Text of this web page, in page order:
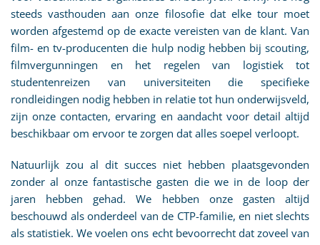
steeds vasthouden aan onze filosofie dat elke tour moet
worden afgestemd op de exacte vereisten van de klant. Van
film- en tv-producenten die hulp nodig hebben bij scouting,
filmvergunningen en het regelen van logistiek tot
studentenreizen van universiteiten die specifieke
rondleidingen nodig hebben in relatie tot hun onderwijsveld,
zijn onze contacten, ervaring en aandacht voor detail altijd
beschikbaar om ervoor te zorgen dat alles soepel verloopt.
Natuurlijk zou al dit succes niet hebben plaatsgevonden
zonder al onze fantastische gasten die we in de loop der
jaren hebben gehad. We hebben onze gasten altijd
beschouwd als onderdeel van de CTP-familie, en niet slechts
als statistiek. We voelen ons echt bevoorrecht dat zoveel van